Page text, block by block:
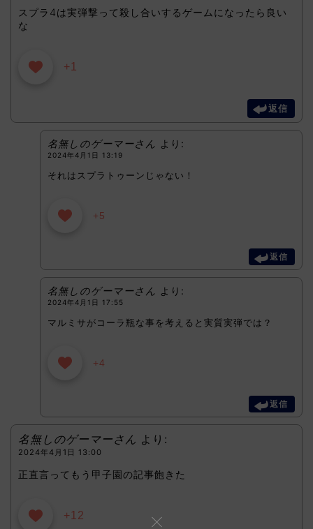
スプラ4は実弾撃って殺し合いするゲームになったら良い
な
+1
返信
名無しのゲーマーさん より:
2024年4月1日 13:19
それはスプラトゥーンじゃない！
+5
返信
名無しのゲーマーさん より:
2024年4月1日 17:55
マルミサがコーラ瓶な事を考えると実質実弾では？
+4
返信
名無しのゲーマーさん より:
2024年4月1日 13:00
正直言ってもう甲子園の記事飽きた
+12